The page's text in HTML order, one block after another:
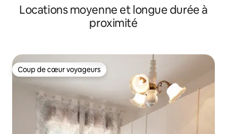
Locations moyenne et longue durée à
proximité
Coup de cœur voyageurs
Coup de cœur voyageurs